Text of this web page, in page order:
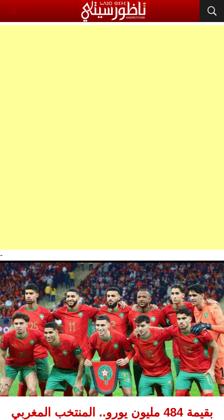
-
بقيمة 484 مليون يورو.. المنتخب المغربي